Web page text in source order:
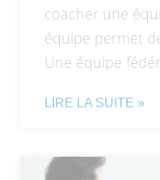
coacher une
équipe permet
Une équipe
LIRE LA SUITE »